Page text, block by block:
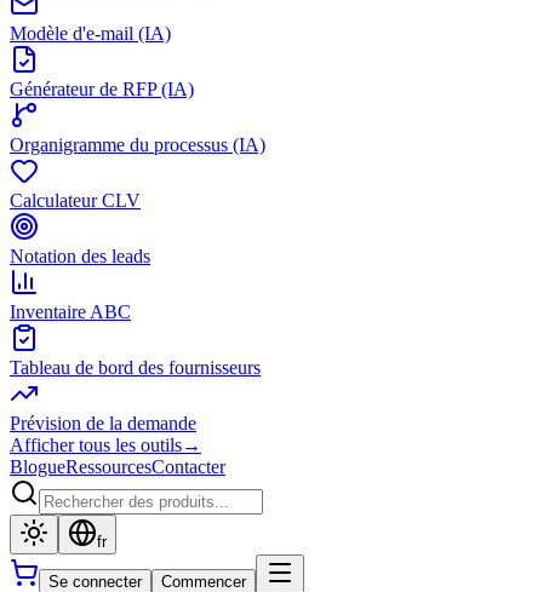
Modèle d'e-mail (IA)
Générateur de RFP (IA)
Organigramme du processus (IA)
Calculateur CLV
Notation des leads
Inventaire ABC
Tableau de bord des fournisseurs
Prévision de la demande
Afficher tous les outils→
BlogueRessourcesContacter
fr
Se connecter Commencer